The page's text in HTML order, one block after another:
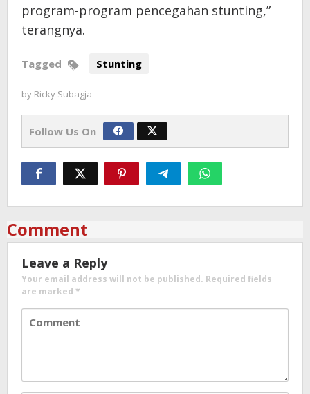
program-program pencegahan stunting,”
terangnya.
Tagged Stunting
by Ricky Subagja
Follow Us On
Comment
Leave a Reply
Your email address will not be published. Required fields
are marked *